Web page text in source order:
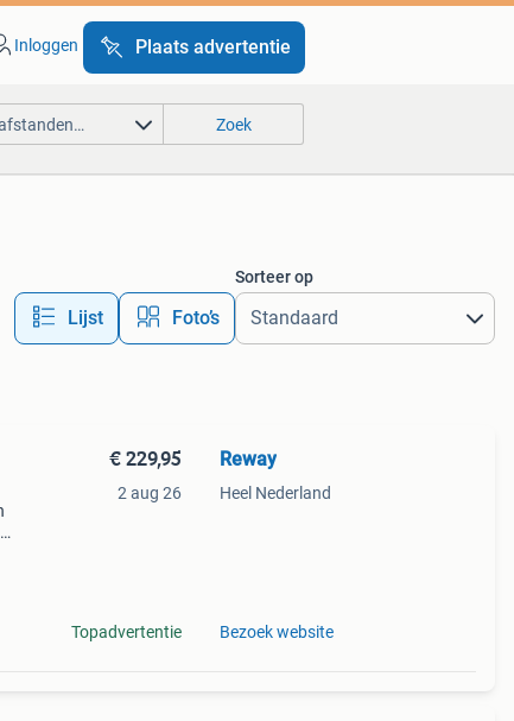
Inloggen Plaats advertentie
Zoek
Lijst Foto’s
Sorteer op
€ 229,95
2 aug 26
Topadvertentie
Reway
Heel Nederland
Bezoek website